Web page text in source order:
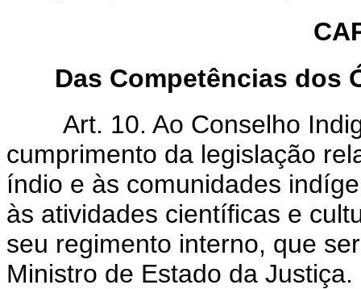
Das Competências dos
Art. 10. Ao Conselho
cumprimento da legislação
índio e às comunidades
às atividades científicas e
seu regimento interno, que
Ministro de Estado da Justiça.